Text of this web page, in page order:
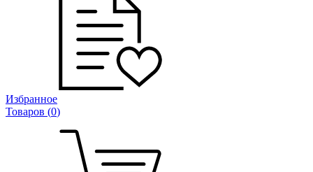
Избранное
Товаров (0)